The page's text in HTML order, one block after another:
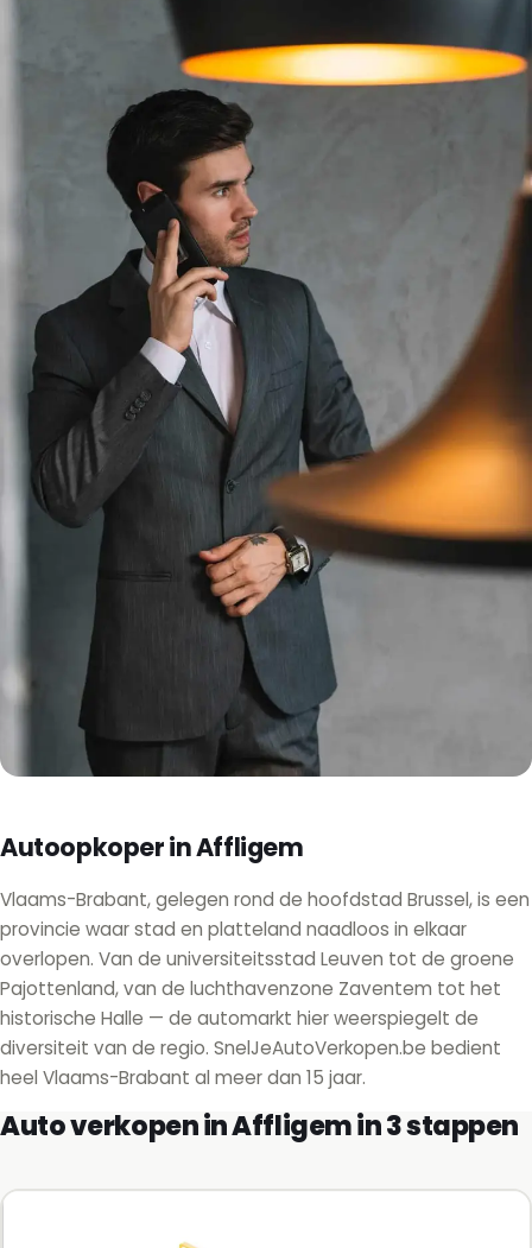
Autoopkoper in Affligem
Vlaams-Brabant, gelegen rond de hoofdstad Brussel, is een
provincie waar stad en platteland naadloos in elkaar
overlopen. Van de universiteitsstad Leuven tot de groene
Pajottenland, van de luchthavenzone Zaventem tot het
historische Halle — de automarkt hier weerspiegelt de
diversiteit van de regio. SnelJeAutoVerkopen.be bedient
heel Vlaams-Brabant al meer dan 15 jaar.
Auto verkopen in Affligem in 3 stappen